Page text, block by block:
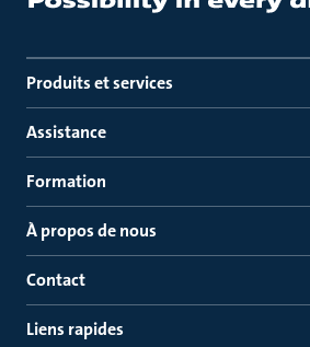
Produits et services
Assistance
Formation
À propos de nous
Contact
Liens rapides